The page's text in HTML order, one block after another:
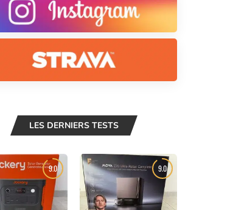
LES DERNIERS TESTS
9.0 9.0